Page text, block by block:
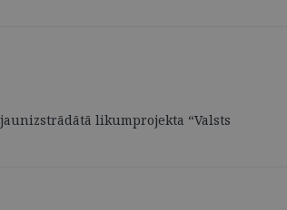
likumprojekta “Valsts